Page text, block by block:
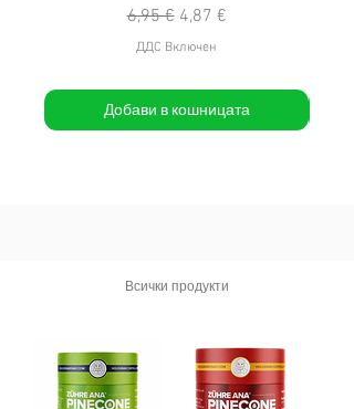
Редовна цена
6,95 € Продажна цена
4,87 €
ДДС Включен
Добави в кошницата
Всички продукти